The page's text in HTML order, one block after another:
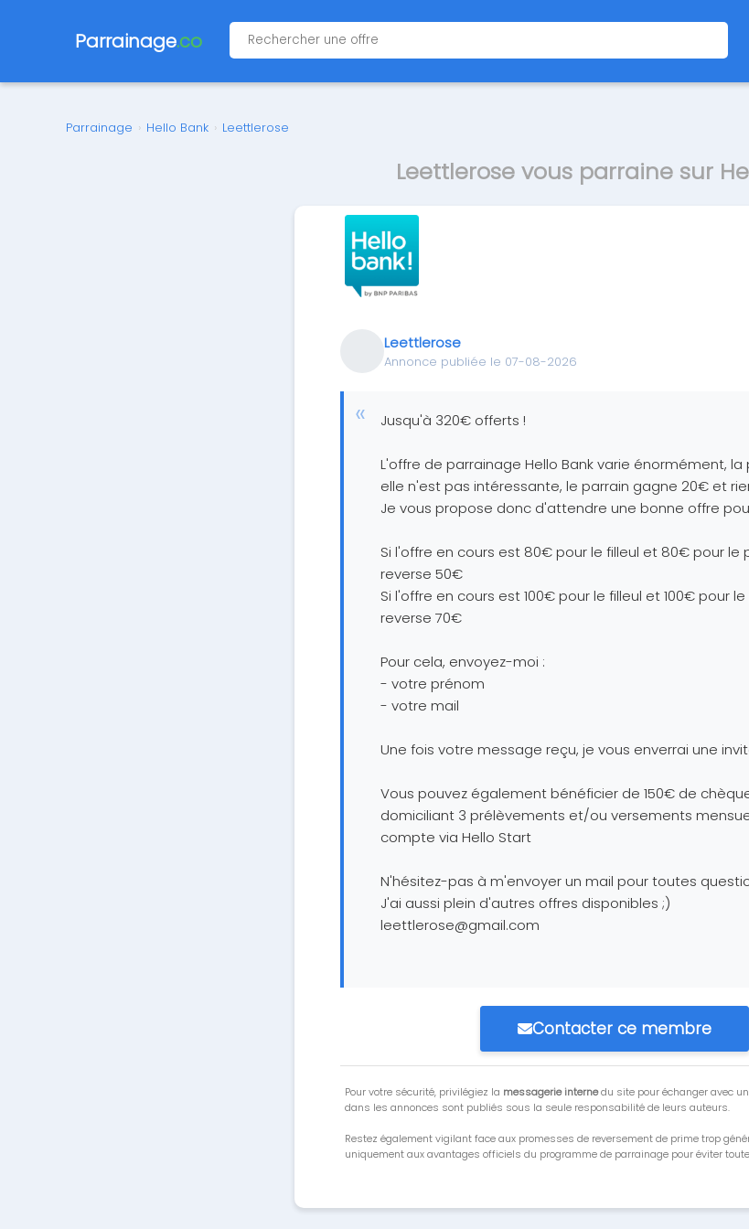
Parrainage.co
Parrainage › Hello Bank › Leettlerose
Leettlerose vous parraine sur
Leettlerose
Annonce publiée le 07-08-2026
Jusqu'à 320€ offerts !
L'offre de parrainage Hello Bank varie énormément,
elle n'est pas intéressante, le parrain gagne 20€ et
Je vous propose donc d'attendre une bonne offre
Si l'offre en cours est 80€ pour le filleul et 80€ pour le
reverse 50€
Si l'offre en cours est 100€ pour le filleul et 100€ pour
reverse 70€
Pour cela, envoyez-moi :
- votre prénom
- votre mail
Une fois votre message reçu, je vous enverrai une
Vous pouvez également bénéficier de 150€ de
domiciliant 3 prélèvements et/ou versements
compte via Hello Start
N'hésitez-pas à m'envoyer un mail pour toutes
J'ai aussi plein d'autres offres disponibles ;)
leettlerose@gmail.com
Contacter ce membre
Pour votre sécurité, privilégiez la messagerie internedu site pour échanger avec
dans les annonces sont publiés sous la seule responsabilité de leurs auteurs.
Restez également vigilant face aux promesses de reversement de prime trop
uniquement aux avantages officiels du programme de parrainage pour éviter